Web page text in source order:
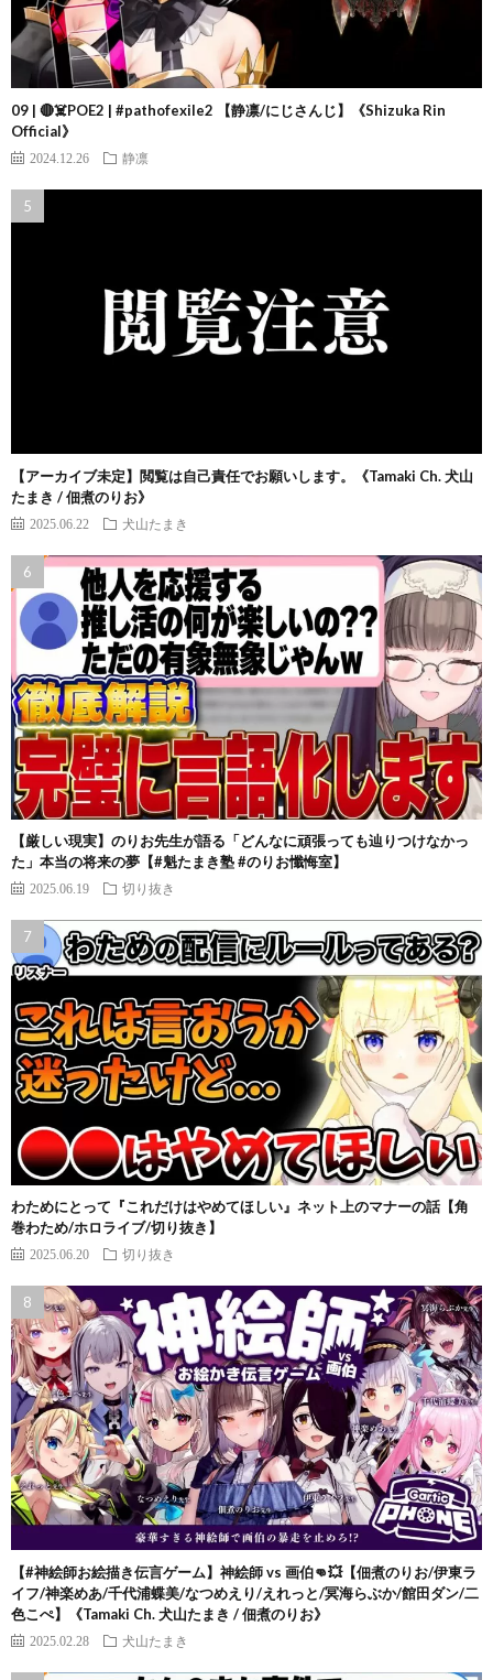
09 | 🔴☠️POE2 | #pathofexile2 【静凛/にじさんじ】《Shizuka Rin
Official》
2024.12.26 静凛
【アーカイブ未定】閲覧は自己責任でお願いします。《Tamaki Ch. 犬山
たまき / 佃煮のりお》
2025.06.22 犬山たまき
【厳しい現実】のりお先生が語る「どんなに頑張っても辿りつけなかっ
た」本当の将来の夢【#魁たまき塾 #のりお懺悔室】
2025.06.19 切り抜き
わためにとって『これだけはやめてほしい』ネット上のマナーの話【角
巻わため/ホロライブ/切り抜き】
2025.06.20 切り抜き
【#神絵師お絵描き伝言ゲーム】神絵師 vs 画伯👊💥【佃煮のりお/伊東ラ
イフ/神楽めあ/千代浦蝶美/なつめえり/えれっと/冥海らぶか/館田ダン/二
色こぺ】《Tamaki Ch. 犬山たまき / 佃煮のりお》
2025.02.28 犬山たまき